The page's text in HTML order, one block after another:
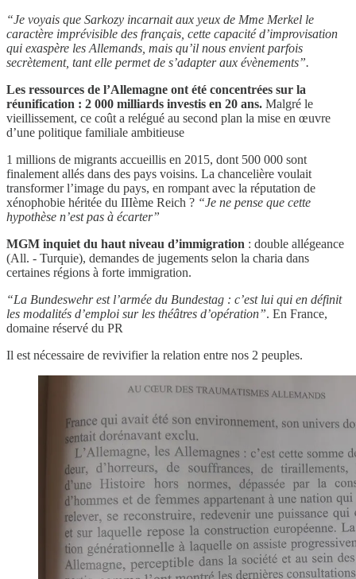
“Je voyais que Sarkozy incarnait aux yeux de Mme Merkel le
caractère imprévisible des français, cette capacité d’improvisation
qui exaspère les Allemands, mais qu’il nous envient parfois
secrètement, tant elle permet de s’adapter aux évènements”.
Les ressources de l’Allemagne ont été concentrées sur la
réunification : 2 000 milliards investis en 20 ans. Malgré le
vieillissement, ce coût a relégué au second plan la mise en œuvre
d’une politique familiale ambitieuse
1 millions de migrants accueillis en 2015, dont 500 000 sont
finalement allés dans des pays voisins. La chancelière voulait
transformer l’image du pays, en rompant avec la réputation de
xénophobie héritée du IIIème Reich ? “Je ne pense que cette
hypothèse n’est pas à écarter”
MGM inquiet du haut niveau d’immigration : double allégeance
(All. - Turquie), demandes de jugements selon la charia dans
certaines régions à forte immigration.
“La Bundeswehr est l’armée du Bundestag : c’est lui qui en définit
les modalités d’emploi sur les théâtres d’opération”. En France,
domaine réservé du PR
Il est nécessaire de revivifier la relation entre nos 2 peuples.